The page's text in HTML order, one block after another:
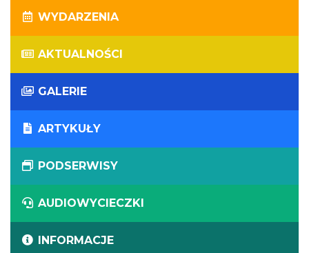
WYDARZENIA
AKTUALNOŚCI
GALERIE
ARTYKUŁY
PODSERWISY
AUDIOWYCIECZKI
INFORMACJE